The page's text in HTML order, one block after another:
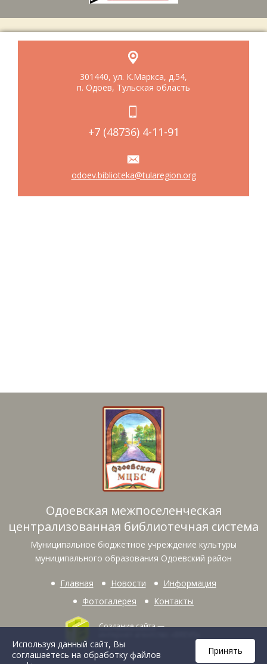
301440, ул. К.Маркса, д.54,
п. Одоев, Тульская область
+7 (48736) 4-11-91
odoev.biblioteka@tularegion.org
Одоевская межпоселенческая
централизованная библиотечная система
Муниципальное бюджетное учреждение культуры
муниципального образования Одоевский район
Главная Новости
Информация
Фотогалерея
Контакты
Создание сайта—
Используя данный сайт, Вы
соглашаетесь на обработку файлов
Принять